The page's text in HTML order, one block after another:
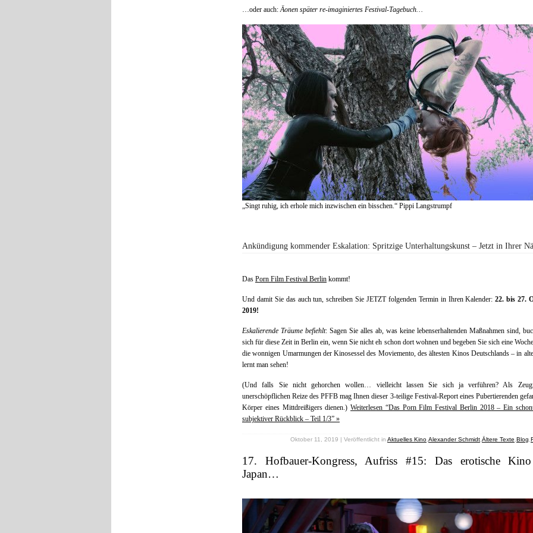
…oder auch:Äonen später re-imaginiertes Festival-Tagebuch…
„Singt ruhig, ich erhole mich inzwischen ein bisschen.“ Pippi Langstrumpf
Ankündigung kommender Eskalation: Spritzige Unterhaltungskunst – Jetzt in Ihrer
Das Porn Film Festival Berlin kommt!
Und damit Sie das auch tun, schreiben Sie JETZT folgenden Termin in Ihren Kalender:22. bis 27.
2019!
Eskalierende Träume befiehlt: Sagen Sie alles ab, was keine lebenserhaltenden Maßnahmen sind,
sich für diese Zeit in Berlin ein, wenn Sie nicht eh schon dort wohnen und begeben Sie sich eine
die wonnigen Umarmungen der Kinosessel des Moviemento, des ältesten Kinos Deutschlands – in
lernt man sehen!
(Und falls Sie nicht gehorchen wollen… vielleicht lassen Sie sich ja verführen? Als
unerschöpflichen Reize des PFFB mag Ihnen dieser 3-teilige Festival-Report eines Pubertierenden
Körper eines Mittdreißigers dienen.)Weiterlesen “Das Porn Film Festival Berlin 2018 – Ein
subjektiver Rückblick – Teil 1/3” »
Oktober 11, 2019 | Veröffentlicht in Aktuelles Kino Alexander Schmidt Ältere Texte Blog
17. Hofbauer-Kongress, Aufriss #15: Das erotische
Japan…